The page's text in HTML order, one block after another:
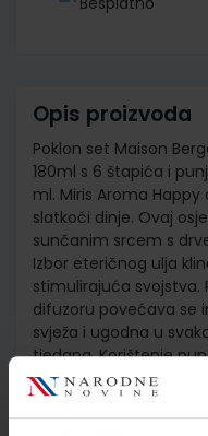
Opis proizvoda
Poklon set Maison
180ml s 6 štapića i
ml. Miris Aroma
slatkoći dinje. Ovaj
sunčanim srcem s
Izbor eteričnog ulja
stimulirajuća
difuzoru povećava se
svježa i ugodna u
tjedana. Korištenje
priloženim uputama,
aromatično iskustvo u